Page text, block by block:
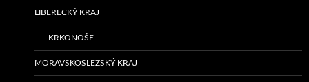
LIBERECKÝ KRAJ
KRKONOŠE
MORAVSKOSLEZSKÝ KRAJ